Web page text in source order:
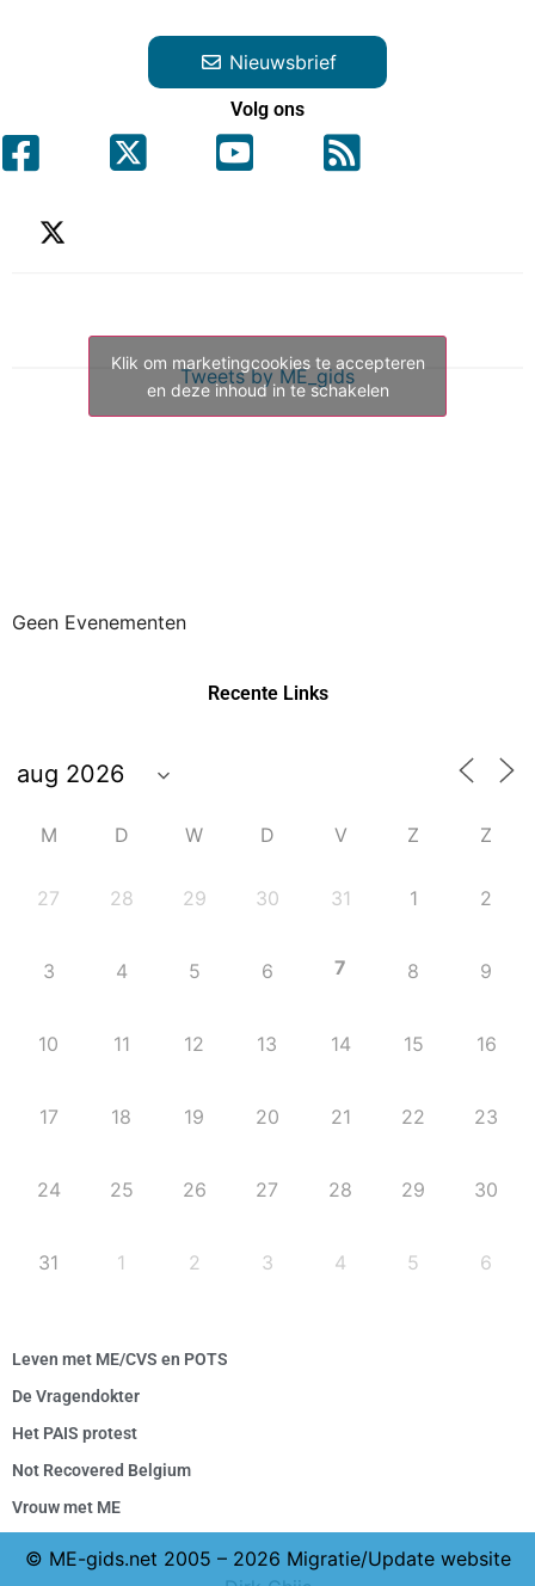
Nieuwsbrief
Volg ons
Tweets by ME_gids
Klik om marketingcookies te accepteren
en deze inhoud in te schakelen
Geen Evenementen
Recente Links
M D W D V Z Z
27 28 29 30 31 1 2
3 4 5 6 7 8 9
10 11 12 13 14 15 16
17 18 19 20 21 22 23
24 25 26 27 28 29 30
31 1 2 3 4 5 6
Leven met ME/CVS en POTS
De Vragendokter
Het PAIS protest
Not Recovered Belgium
Vrouw met ME
© ME-gids.net 2005 – 2026 Migratie/Update website